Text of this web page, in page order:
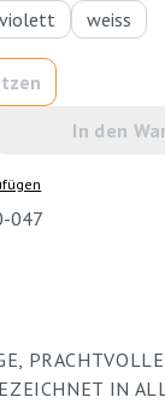
violett weiss
Gib den
In den
047
IN